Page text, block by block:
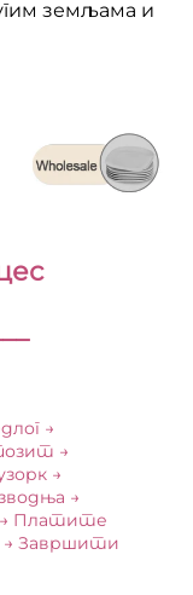
земљама и
→
→
→
→
→ Платите
→ Завршити